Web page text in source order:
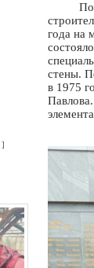
]
По
года на
стены.
в 1975